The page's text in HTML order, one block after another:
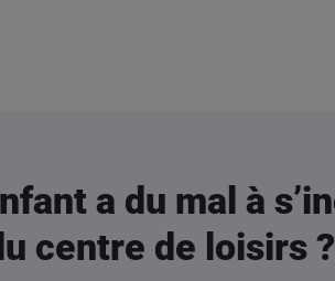
a du mal à
centre de loisirs